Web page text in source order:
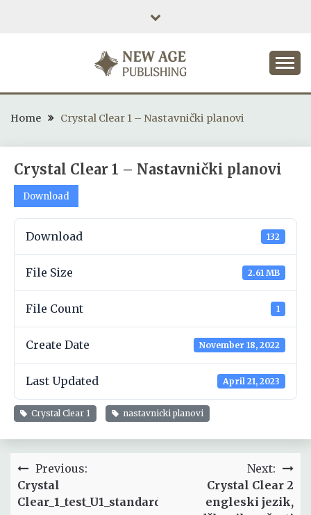
NEW AGE PUBLISHING
Home Crystal Clear 1 – Nastavnički planovi
Crystal Clear 1 – Nastavnički planovi
Download
Download 132
File Size 2.61 MB
File Count 1
Create Date November 18, 2022
Last Updated April 21, 2023
Crystal Clear 1 nastavnicki planovi
Post
navigation
Previous:
Crystal
Clear_1_test_U1_standard
Next:
Crystal Clear 2
engleski jezik,